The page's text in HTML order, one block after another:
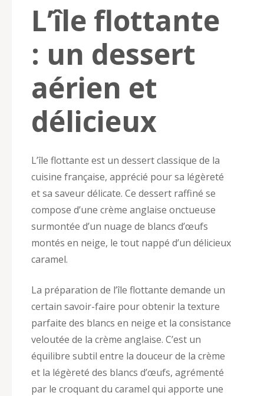
L’île flottante
: un dessert
aérien et
délicieux
L’île flottante est un dessert classique de la
cuisine française, apprécié pour sa légèreté
et sa saveur délicate. Ce dessert raffiné se
compose d’une crème anglaise onctueuse
surmontée d’un nuage de blancs d’œufs
montés en neige, le tout nappé d’un délicieux
caramel.
La préparation de l’île flottante demande un
certain savoir-faire pour obtenir la texture
parfaite des blancs en neige et la consistance
veloutée de la crème anglaise. C’est un
équilibre subtil entre la douceur de la crème
et la légèreté des blancs d’œufs, agrémenté
par le croquant du caramel qui apporte une